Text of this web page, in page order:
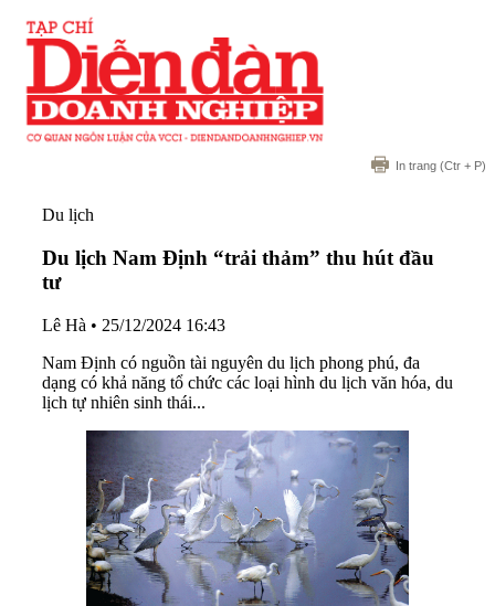
In trang (Ctr + P)
Du lịch
Du lịch Nam Định “trải thảm” thu hút đầu
tư
Lê Hà • 25/12/2024 16:43
Nam Định có nguồn tài nguyên du lịch phong phú, đa
dạng có khả năng tổ chức các loại hình du lịch văn hóa, du
lịch tự nhiên sinh thái...